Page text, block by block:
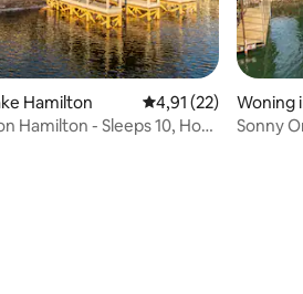
Hamilton Gemiddelde
4,91 (22)
Hamilton - Sleeps 10, Hot
Woning
Sonny